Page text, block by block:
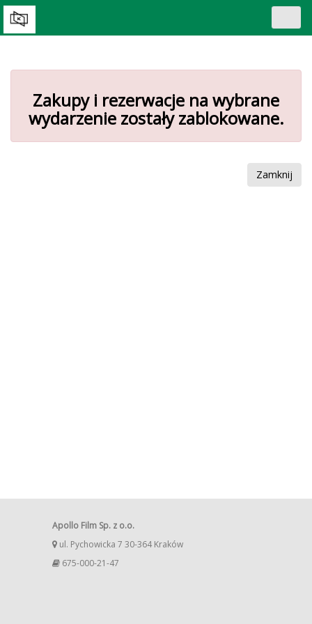
Zakupy i rezerwacje na wybrane
wydarzenie zostały zablokowane.
Zamknij
Apollo Film Sp. z o.o.
ul. Pychowicka 7 30-364 Kraków
675-000-21-47